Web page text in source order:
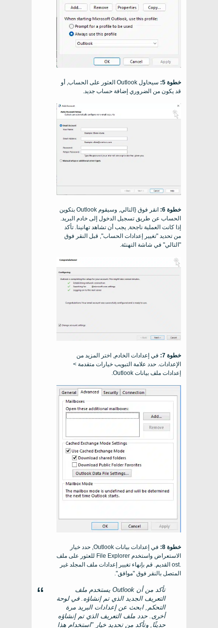
خطوة 5:
سيحاول Outlook العثور على الحساب, أو
قد يكون من الضروري إضافة حساب جديد.
خطوة 6:
انقر فوق {التالي, وسيقوم Outlook بتكوين
الحساب عن طريق تسجيل الدخول إلى خادم البريد.
إذا كانت العملية ناجحة, يجب أن تشاهد تهانينا. تأكد
من تحديد "تغيير إعدادات الحساب", قبل النقر فوق
"التالي" في شاشة التهنئة.
خطوة 7:
في إعدادات الخادم, اختر المزيد من
الإعدادات. حدد علامة التبويب خيارات متقدمة >
إعدادات ملف بيانات Outlook.
خطوة 8:
في إعدادات بيانات Outlook, حدد خيار
الاستعراض واستخدم File Explorer للعثور على ملف
.ost القديم. قم بإنهاء تغيير إعدادات ملف المجلد غير
المتصل بالنقر فوق "موافق".
تأكد من أن Outlook يستخدم ملف
التعريف الجديد الذي تم إنشاؤه. في لوحة
التحكم, ابحث عن إعدادات البريد مرة
أخرى. حدد ملف التعريف الذي تم إنشاؤه
حديثًا, وتأكد من تحديد خيار "استخدام هذا